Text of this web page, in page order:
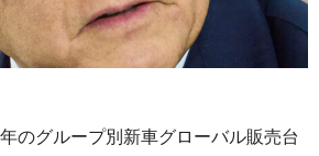
のグループ別新車グローバル販売台